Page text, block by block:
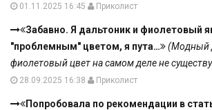
01.11.2025 16:45 Приколист
Забавно. Я дальтоник и фиолетовый
"проблемным" цветом, я пута…
(Модный
фиолетовый цвет на самом деле не
28.09.2025 16:38 Приколист
Попробовала по рекомендации в